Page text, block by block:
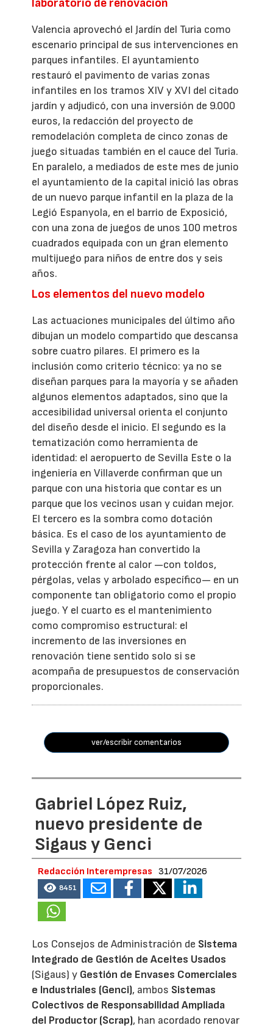
Valencia aprovechó el Jardín del Turia como
escenario principal de sus intervenciones en
parques infantiles. El ayuntamiento
restauró el pavimento de varias zonas
infantiles en los tramos XIV y XVI del citado
jardín y adjudicó, con una inversión de 9.000
euros, la redacción del proyecto de
remodelación completa de cinco zonas de
juego situadas también en el cauce del Turia.
En paralelo, a mediados de este mes de junio
el ayuntamiento de la capital inició las obras
de un nuevo parque infantil en la plaza de la
Legió Espanyola, en el barrio de Exposició,
con una zona de juegos de unos 100 metros
cuadrados equipada con un gran elemento
multijuego para niños de entre dos y seis
años.
Los elementos del nuevo modelo
Las actuaciones municipales del último año
dibujan un modelo compartido que descansa
sobre cuatro pilares. El primero es la
inclusión como criterio técnico: ya no se
diseñan parques para la mayoría y se añaden
algunos elementos adaptados, sino que la
accesibilidad universal orienta el conjunto
del diseño desde el inicio. El segundo es la
tematización como herramienta de
identidad: el aeropuerto de Sevilla Este o la
ingeniería en Villaverde confirman que un
parque con una historia que contar es un
parque que los vecinos usan y cuidan mejor.
El tercero es la sombra como dotación
básica. Es el caso de los ayuntamiento de
Sevilla y Zaragoza han convertido la
protección frente al calor —con toldos,
pérgolas, velas y arbolado específico— en un
componente tan obligatorio como el propio
juego. Y el cuarto es el mantenimiento
como compromiso estructural: el
incremento de las inversiones en
renovación tiene sentido solo si se
acompaña de presupuestos de conservación
proporcionales.
ver/escribir comentarios
Gabriel López Ruiz,
nuevo presidente de
Sigaus y Genci
Redacción Interempresas 31/07/2026
8451
Los Consejos de Administración de Sistema
Integrado de Gestión de Aceites Usados
(Sigaus) y Gestión de Envases Comerciales
e Industriales (Genci), ambos Sistemas
Colectivos de Responsabilidad Ampliada
del Productor (Scrap), han acordado renovar